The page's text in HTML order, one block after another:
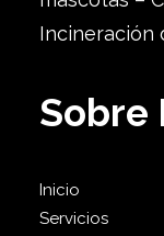
Incineración
Sobre
Inicio
Servicios